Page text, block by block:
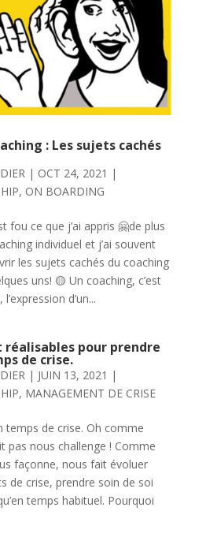
: Les sujets cachés
| OCT 24, 2021 |
, ON BOARDING
fou ce que j’ai appris 🤗de plus
individuel et j’ai souvent
les sujets cachés du coaching
uns! 🟡 Un coaching, c’est
d’un...
réalisables pour prendre
de crise.
| JUIN 13, 2021 |
, MANAGEMENT DE CRISE
temps de crise. Oh comme
pas nous challenge ! Comme
façonne, nous fait évoluer
de crise, prendre soin de soi
temps habituel. Pourquoi